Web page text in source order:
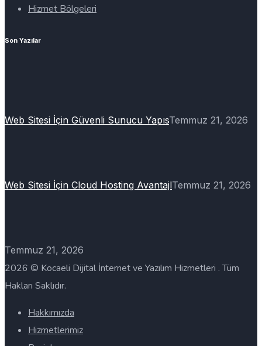
Hizmet Bölgeleri
Son Yazılar
Web Sitesi İçin Güvenli Sunucu YapısTemmuz 21, 2026
Web Sitesi İçin Cloud Hosting AvantajlTemmuz 21, 2026
Temmuz 21, 2026
2026 © Kocaeli Dijital İnternet ve Yazılım Hizmetleri . Tüm
Hakları Saklıdır.
Hakkımızda
Hizmetlerimiz